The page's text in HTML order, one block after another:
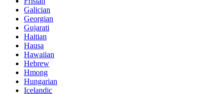
Galician
Georgian
Gujarati
Haitian
Hausa
Hawaiian
Hebrew
Hmong
Hungarian
Icelandic